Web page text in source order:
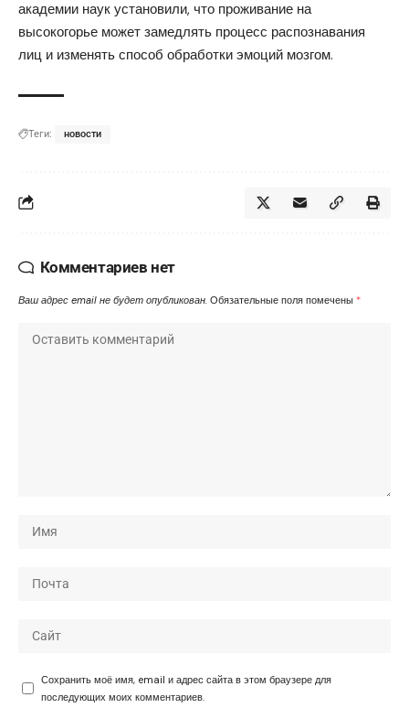
академии наук установили, что проживание на
высокогорье может замедлять процесс распознавания
лиц и изменять способ обработки эмоций мозгом.
Теги: новости
Комментариев нет
Ваш адрес email не будет опубликован. Обязательные поля помечены *
Сохранить моё имя, email и адрес сайта в этом браузере для
последующих моих комментариев.